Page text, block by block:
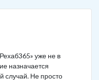
уже не в
назначается
случай. Не просто